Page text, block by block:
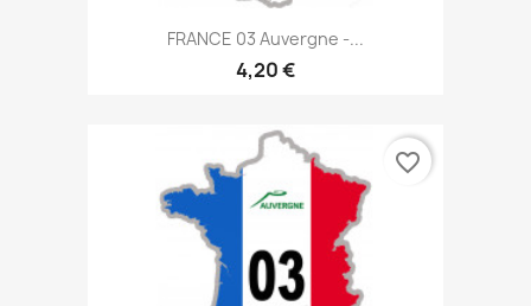
FRANCE 03 Auvergne -...
4,20 €
favorite_border